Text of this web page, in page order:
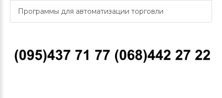
Программы для автоматизации торговли